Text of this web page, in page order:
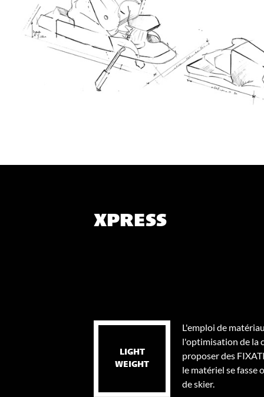
XPRESS
LIGHT
WEIGHT
L'emploi de
l'optimisation de la
proposer des
le matériel se fasse
de skier.